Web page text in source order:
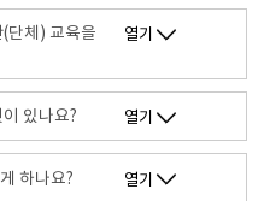
단체) 교육을
열기
있나요? 열기
하나요? 열기